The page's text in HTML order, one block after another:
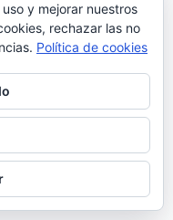
#6.658
que ayudó a
fiestas a domicilio
y mejorar nuestros
rechazar las no
Política de cookies